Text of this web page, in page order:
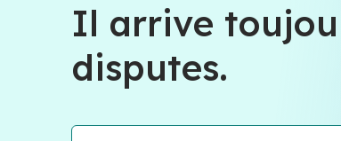
Il arrive
disputes.